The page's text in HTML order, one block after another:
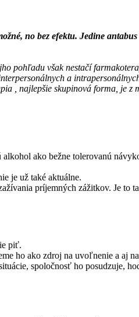
no bez efektu. Jedine
pohľadu však nestačí
a
, najlepšie skupinová forma, je z
ako bežne tolerovanú
je už také aktuálne.
príjemných zážitkov. Je to
piť.
ho ako zdroj na uvoľnenie a aj
spoločnosť ho posudzuje,